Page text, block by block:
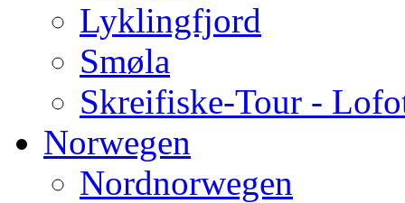
Lyklingfjord
Smøla
Skreifiske-Tour -
Norwegen
Nordnorwegen